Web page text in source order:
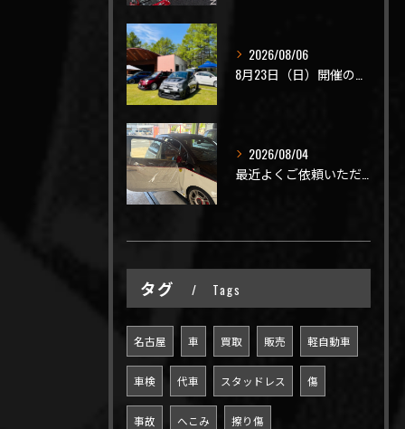
2026/08/06
2026/08/04
タグ Tags
名古屋 車 買取 販売 軽自動車
車検 代車 スタッドレス 傷
事故 へこみ 擦り傷